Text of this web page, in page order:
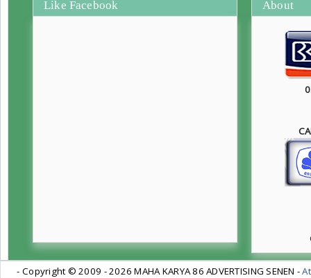
Like Facebook About
- Copyright © 2009 -2026 MAHA KARYA 86 ADVERTISING SENEN -